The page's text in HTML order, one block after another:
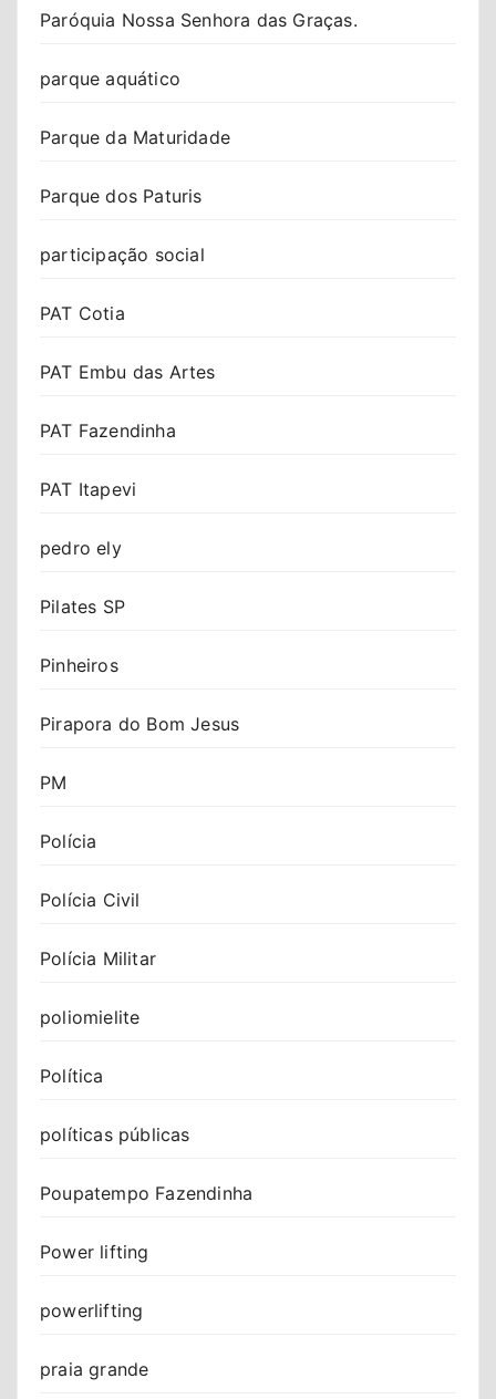
Paróquia Nossa Senhora das Graças.
parque aquático
Parque da Maturidade
Parque dos Paturis
participação social
PAT Cotia
PAT Embu das Artes
PAT Fazendinha
PAT Itapevi
pedro ely
Pilates SP
Pinheiros
Pirapora do Bom Jesus
PM
Polícia
Polícia Civil
Polícia Militar
poliomielite
Política
políticas públicas
Poupatempo Fazendinha
Power lifting
powerlifting
praia grande